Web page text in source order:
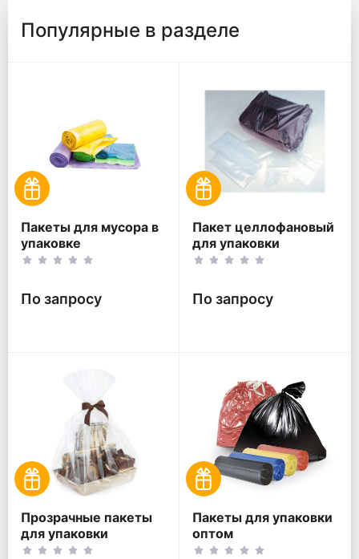
Популярные в разделе
Пакеты для мусора в
упаковке
По запросу
Пакет целлофановый
для упаковки
По запросу
Прозрачные пакеты
для упаковки
подарков
Пакеты для упаковки
оптом